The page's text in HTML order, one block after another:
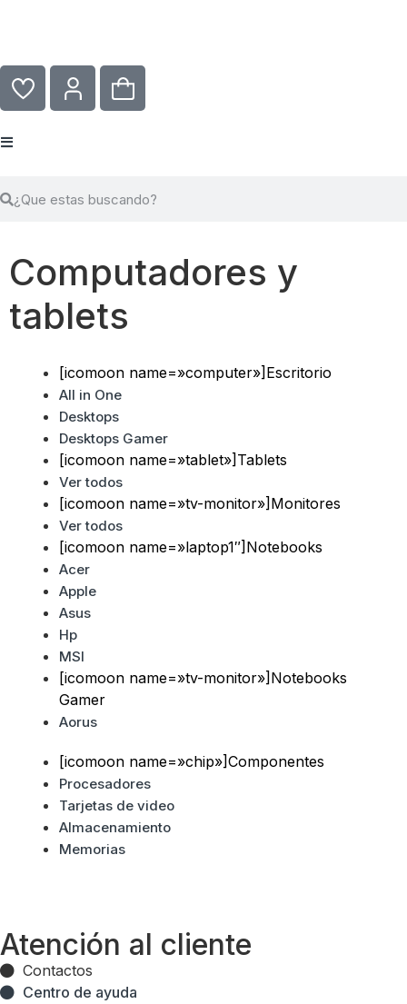
Computadores y
tablets
[icomoon name=»computer»]Escritorio
All in One
Desktops
Desktops Gamer
[icomoon name=»tablet»]Tablets
Ver todos
[icomoon name=»tv-monitor»]Monitores
Ver todos
[icomoon name=»laptop1″]Notebooks
Acer
Apple
Asus
Hp
MSI
[icomoon name=»tv-monitor»]Notebooks
Gamer
Aorus
[icomoon name=»chip»]Componentes
Procesadores
Tarjetas de video
Almacenamiento
Memorias
Atención al cliente
Contactos
Centro de ayuda